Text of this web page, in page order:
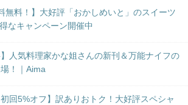
無料！】大好評「おかしめいと」のスイーツ
なキャンペーン開催中
】人気料理家かな姐さんの新刊＆万能ナイフの
！｜Aima
初回5%オフ】訳ありおトク！大好評スペシャ